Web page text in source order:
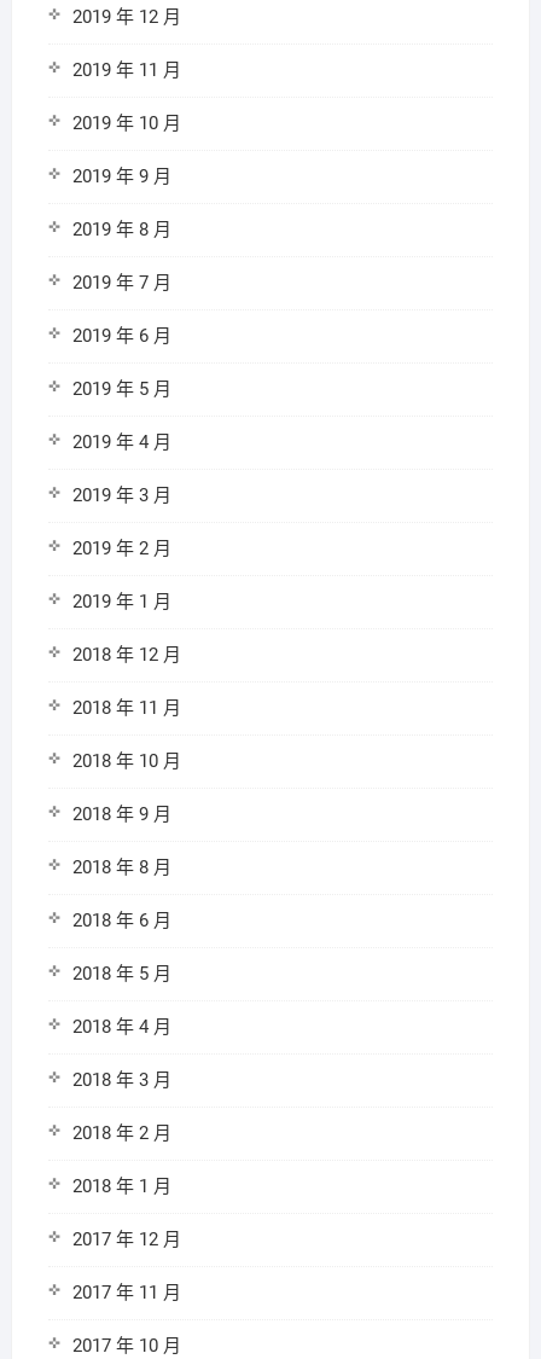
2019 年 12 月
2019 年 11 月
2019 年 10 月
2019 年 9 月
2019 年 8 月
2019 年 7 月
2019 年 6 月
2019 年 5 月
2019 年 4 月
2019 年 3 月
2019 年 2 月
2019 年 1 月
2018 年 12 月
2018 年 11 月
2018 年 10 月
2018 年 9 月
2018 年 8 月
2018 年 6 月
2018 年 5 月
2018 年 4 月
2018 年 3 月
2018 年 2 月
2018 年 1 月
2017 年 12 月
2017 年 11 月
2017 年 10 月